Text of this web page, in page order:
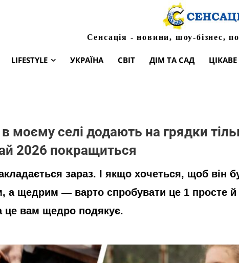
Сенсація - новини, шоу-бізнес,
LIFESTYLE УКРАЇНА СВІТ ДІМ ТА САД ЦІКАВЕ
моєму селі додають на грядки
2026 покращиться
зараз. І якщо хочеться, щоб він
а щедрим — варто спробувати це 1 просте й
це вам щедро подякує.